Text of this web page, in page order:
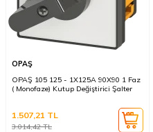
OPAŞ
OPAŞ 105 125 - 1X125A 90X90 1 Faz
( Monofaze) Kutup Değiştirici Şalter
3.014,42TL
1.507,21 TL